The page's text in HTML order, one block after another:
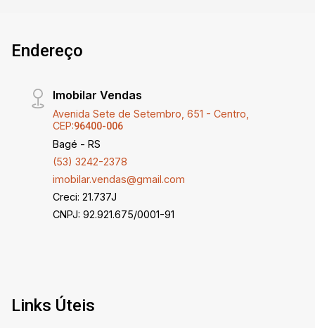
Endereço
Imobilar Vendas
Avenida Sete de Setembro, 651 - Centro,
CEP:96400-006
Bagé - RS
(53) 3242-2378
imobilar.vendas@gmail.com
Creci: 21.737J
CNPJ: 92.921.675/0001-91
Links Úteis